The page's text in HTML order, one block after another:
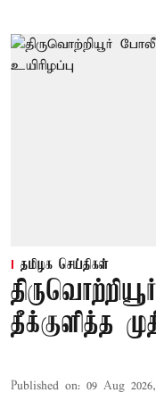
தமிழக செய்திகள்
தீக்குளித்த
Published on: 09 Aug